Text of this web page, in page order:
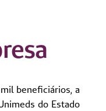
beneficiários, a
do Estado